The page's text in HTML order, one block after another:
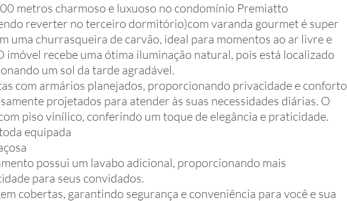
metros charmoso e luxuoso no condomínio Premiatto
reverter no terceiro dormitório)com varanda gourmet é super
uma churrasqueira de carvão, ideal para momentos ao ar livre e
imóvel recebe uma ótima iluminação natural, pois está localizado
um sol da tarde agradável.
com armários planejados, proporcionando privacidade e conforto
projetados para atender às suas necessidades diárias. O
piso vinílico, conferindo um toque de elegância e praticidade.
equipada
possui um lavabo adicional, proporcionando mais
para seus convidados.
cobertas, garantindo segurança e conveniência para você e sua